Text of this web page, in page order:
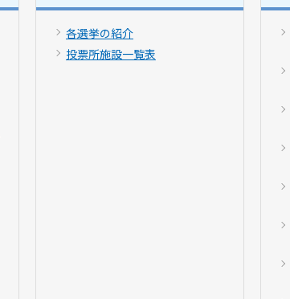
各選挙の紹介
投票所施設一覧表